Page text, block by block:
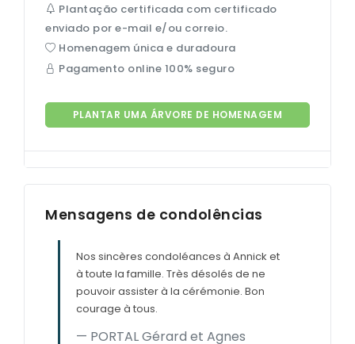
Plantação certificada com certificado
enviado por e-mail e/ou correio.
Homenagem única e duradoura
Pagamento online 100% seguro
PLANTAR UMA ÁRVORE DE HOMENAGEM
Mensagens de condolências
Nos sincères condoléances à Annick et
à toute la famille. Très désolés de ne
pouvoir assister à la cérémonie. Bon
courage à tous.
PORTAL Gérard et Agnes